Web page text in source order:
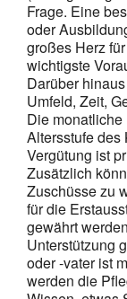
Frage. Eine
oder
großes Herz
wichtigste
Darüber
Umfeld, Zeit,
Die
Altersstufe des
Vergütung ist
Zusätzlich
Zuschüsse zu
für die
gewährt
Unterstützung
oder -vater ist
werden die